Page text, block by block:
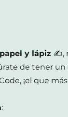
papel y lápiz ✍,
de tener
¡el que
: